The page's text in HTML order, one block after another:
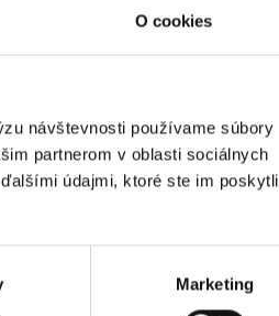
O cookies
návštevnosti používame súbory
partnerom v oblasti sociálnych
údajmi, ktoré ste im poskytli
Marketing